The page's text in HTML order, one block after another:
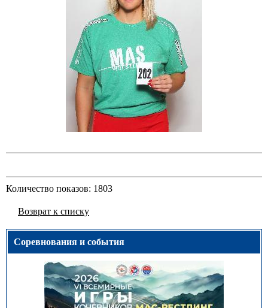
Количество показов: 1803
Возврат к списку
Соревнования и события